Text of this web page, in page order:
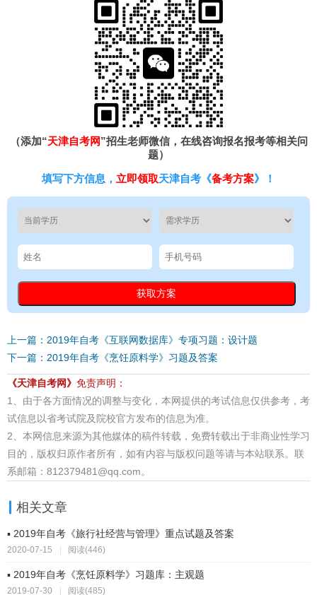
（添加“天津自考网”招生老师微信，在线咨询报名报考等相关问
题）
填写下方信息， 立即领取天津自考《备考方案》！
上一篇：2019年自考《互联网数据库》专项习题：设计题
下一篇：2019年自考《烹饪原料学》习题及答案
《天津自考网》 免责声明：
1、由于各方面情况的调整与变化，本网提供的考试信息仅供参考，考
试信息以省考试院及院校官方发布的信息为准。
2、本网信息来源为其他媒体的稿件转载，免费转载出于非商业性学习
目的，版权归原作者所有，如有内容与版权问题等请与本站联系。联
系邮箱：812379481@qq.com。
相关文章
▪ 2019年自考《旅行社经营与管理》重点试题及答案
2020-07-15 | 阅读(446)
▪ 2019年自考《烹饪原料学》习题库：主观题
2019-07-30 | 阅读(485)